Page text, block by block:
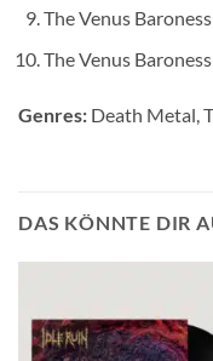
The Venus
The Venus
Genres: Death Metal,
DAS KÖNNTE DIR